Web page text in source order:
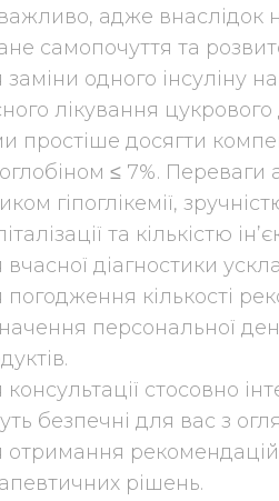
адже внаслідок
самопочуття та
одного інсуліну
лікування
простіше досягти
≤ 7%. Переваги
гіпоглікемії,
та кількістю
діагностики
кількості
персональної
стосовно
безпечні для вас з
отримання
рішень.